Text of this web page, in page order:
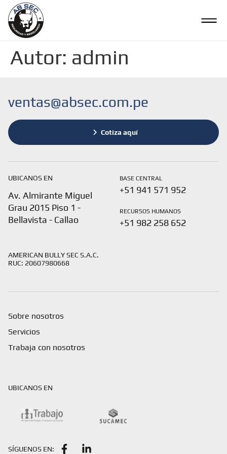
Autor: admin
ventas@absec.com.pe
Cotiza aquí
UBICANOS EN
Av. Almirante Miguel
Grau 2015 Piso 1 -
Bellavista - Callao
AMERICAN BULLY SEC S.A.C.
RUC: 20607980668
+51 941 571 952
BASE CENTRAL
+51 982 258 652
RECURSOS HUMANOS
Sobre nosotros
Servicios
Trabaja con nosotros
UBICANOS EN
SÍGUENOS EN: